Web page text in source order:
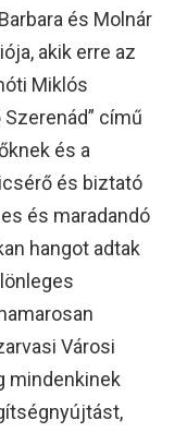
és Molnár
akik erre az
Miklós
című
és a
és biztató
és maradandó
hangot adtak
Városi
mindenkinek